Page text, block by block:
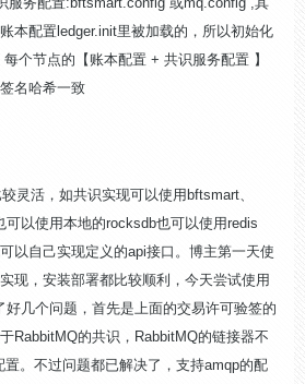
本配置ledger.init里被加载的，所以初始化
个节点的【账本配置 + 共识服务配置 】
名哈希一致
灵活，如共识实现可以使用bftsmart、
可以使用本地的rocksdb也可以使用redis
以自己实现定义的api接口。博主第一天使
现，安装部署都比较顺利，今天尝试使用
好几个问题，首先是上面的交易许可验签的
RabbitMQ的共识，RabbitMQ的链接器不
。不过问题都已解决了，支持amqp的配